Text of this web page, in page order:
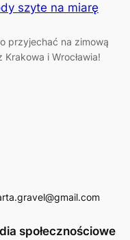
szyte na miarę
przyjechać na zimową
i Wrocławia!
społecznościowe